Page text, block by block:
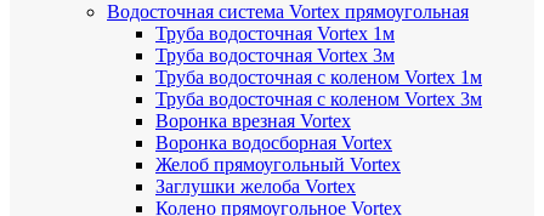
Водосточная система Vortex прямоугольная
Труба водосточная Vortex 1м
Труба водосточная Vortex 3м
Труба водосточная с коленом Vortex 1м
Труба водосточная с коленом Vortex 3м
Воронка врезная Vortex
Воронка водосборная Vortex
Желоб прямоугольный Vortex
Заглушки желоба Vortex
Колено прямоугольное Vortex